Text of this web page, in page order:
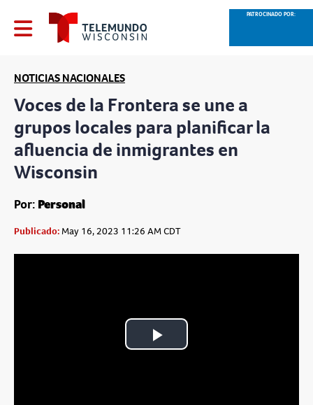
PATROCINADO POR:
NOTICIAS NACIONALES
Voces de la Frontera se une a
grupos locales para planificar la
afluencia de inmigrantes en
Wisconsin
Por: Personal
Publicado: May 16, 2023 11:26 AM CDT
Play